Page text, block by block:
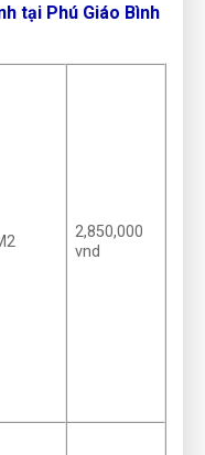
tại Phú Giáo Bình
2,850,000
vnd